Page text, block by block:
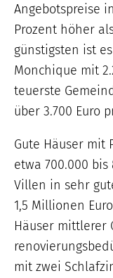
Angebotspreise
Prozent höher
günstigsten ist
Monchique mit
teuerste
über 3.700 Euro
Gute Häuser mit
etwa 700.000 bis
Villen in sehr
1,5 Millionen
Häuser mittlerer
mit zwei